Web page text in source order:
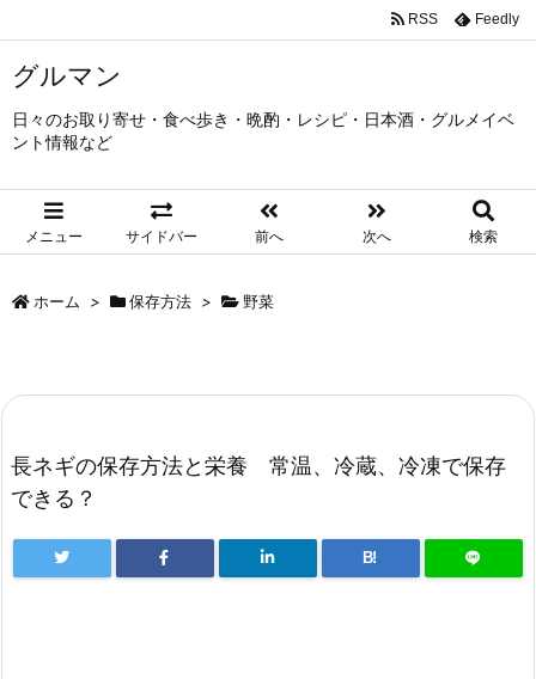
グルマン
日々のお取り寄せ・食べ歩き・晩酌・レシピ・日本酒・グルメイベ
ント情報など
メニュー サイドバー 前へ 次へ 検索
RSS Feedly
ホーム > 保存方法 > 野菜
長ネギの保存方法と栄養 常温、冷蔵、冷凍で保存
できる？
B!